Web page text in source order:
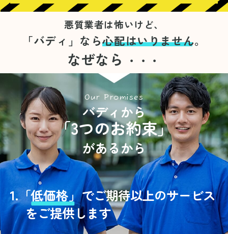
悪質業者は怖いけど、
「バディ」なら心配はいりません。
なぜなら ・・・
Our Promises
バディから
「3つのお約束」
があるから
1.「低価格」でご期待以上のサービス
をご提供します